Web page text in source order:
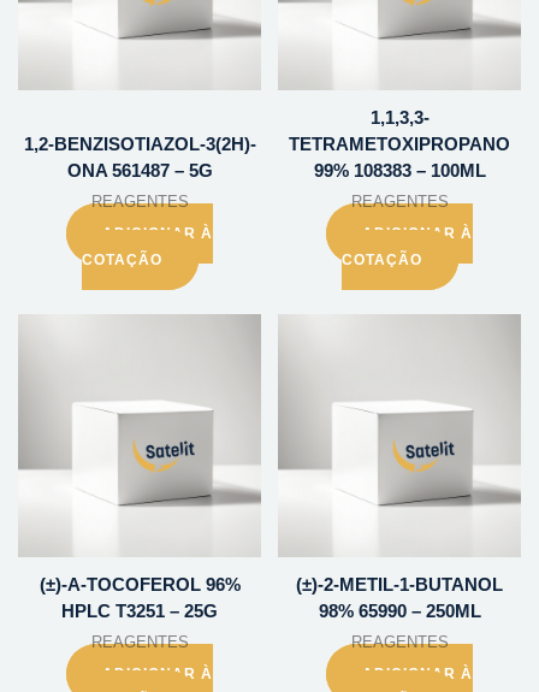
1,2-BENZISOTIAZOL-3(2H)-
ONA 561487 – 5G
REAGENTES
ADICIONAR À
COTAÇÃO
1,1,3,3-
TETRAMETOXIPROPANO
99% 108383 – 100ML
REAGENTES
ADICIONAR À
COTAÇÃO
(±)-A-TOCOFEROL 96%
HPLC T3251 – 25G
REAGENTES
ADICIONAR À
(±)-2-METIL-1-BUTANOL
98% 65990 – 250ML
REAGENTES
ADICIONAR À